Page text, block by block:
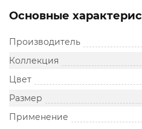
Основные
Производитель
Коллекция
Цвет
Размер
Применение